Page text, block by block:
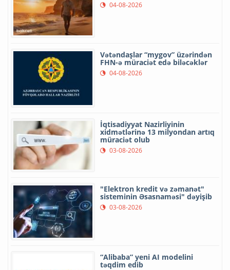
04-08-2026
Vətəndaşlar “mygov” üzərindən
FHN-ə müraciət edə biləcəklər
04-08-2026
İqtisadiyyat Nazirliyinin
xidmətlərinə 13 milyondan artıq
müraciət olub
03-08-2026
"Elektron kredit və zəmanət"
sisteminin Əsasnaməsi" dəyişib
03-08-2026
“Alibaba” yeni AI modelini
təqdim edib